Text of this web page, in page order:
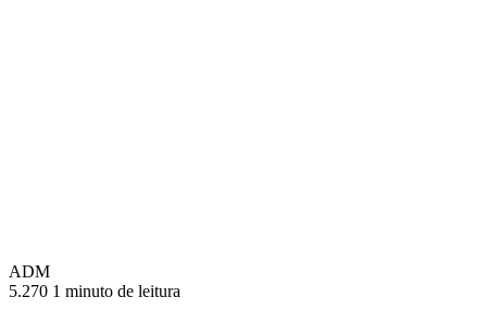
ADM
5.270 1 minuto de leitura